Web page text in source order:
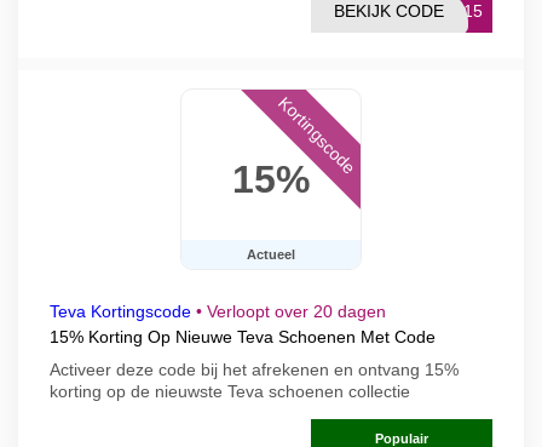
ET15
BEKIJK CODE
15%
Actueel
Kortingscode
Teva Kortingscode • Verloopt over 20 dagen
15% Korting Op Nieuwe Teva Schoenen Met Code
Activeer deze code bij het afrekenen en ontvang 15%
korting op de nieuwste Teva schoenen collectie
Populair